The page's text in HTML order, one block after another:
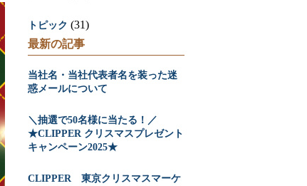
トピック (31)
最新の記事
当社名・当社代表者名を装った迷
惑メールについて
＼抽選で50名様に当たる！／
★CLIPPER クリスマスプレゼント
キャンペーン2025★
CLIPPER 東京クリスマスマーケ